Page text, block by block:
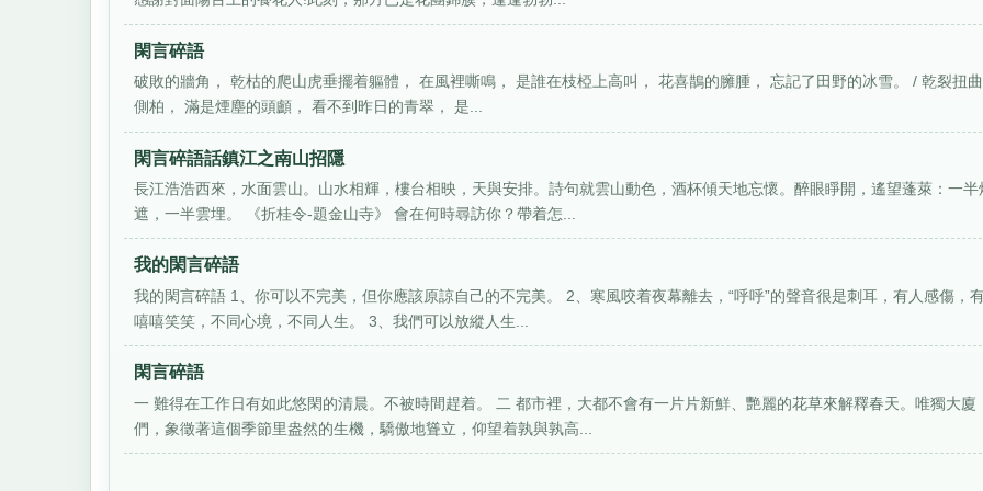
閑言碎語
破敗的牆角， 乾枯的爬山虎垂擺着軀體， 在風裡嘶鳴， 是誰在枝椏上高叫， 花喜鵲的臃腫， 忘記了田野的冰雪。 / 乾裂扭
側柏， 滿是煙塵的頭顱， 看不到昨日的青翠， 是...
閑言碎語話鎮江之南山招隱
長江浩浩西來，水面雲山。山水相輝，樓台相映，天與安排。詩句就雲山動色，酒杯傾天地忘懷。醉眼睜開，遙望蓬萊：一半
遮，一半雲埋。 《折桂令-題金山寺》 會在何時尋訪你？帶着怎...
我的閑言碎語
我的閑言碎語 1、你可以不完美，但你應該原諒自己的不完美。 2、寒風咬着夜幕離去，“呼呼”的聲音很是刺耳，有人感傷，
嘻嘻笑笑，不同心境，不同人生。 3、我們可以放縱人生...
閑言碎語
一 難得在工作日有如此悠閑的清晨。不被時間趕着。 二 都市裡，大都不會有一片片新鮮、艷麗的花草來解釋春天。唯獨大廈
們，象徵著這個季節里盎然的生機，驕傲地聳立，仰望着孰與孰高...